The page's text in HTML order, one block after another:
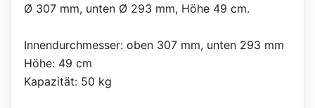
Ø 307 mm, unten Ø 293 mm, Höhe 49 cm.
Innendurchmesser: oben 307 mm, unten 293 mm
Höhe: 49 cm
Kapazität: 50 kg